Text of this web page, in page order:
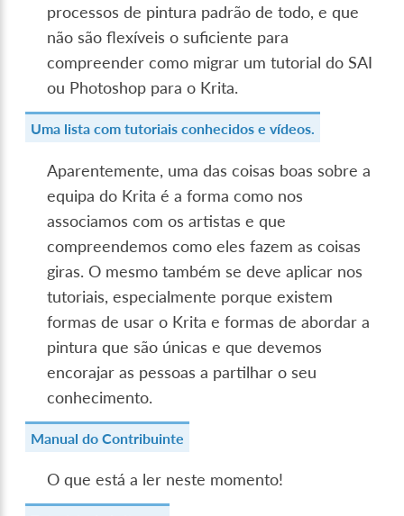
processos de pintura padrão de todo, e que
não são flexíveis o suficiente para
compreender como migrar um tutorial do SAI
ou Photoshop para o Krita.
Uma lista com tutoriais conhecidos e vídeos.
Aparentemente, uma das coisas boas sobre a
equipa do Krita é a forma como nos
associamos com os artistas e que
compreendemos como eles fazem as coisas
giras. O mesmo também se deve aplicar nos
tutoriais, especialmente porque existem
formas de usar o Krita e formas de abordar a
pintura que são únicas e que devemos
encorajar as pessoas a partilhar o seu
conhecimento.
Manual do Contribuinte
O que está a ler neste momento!